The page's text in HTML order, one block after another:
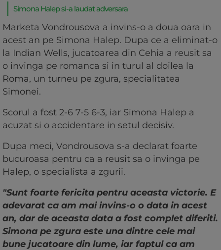
Simona Halep si-a laudat adversara
Marketa Vondrousova a invins-o a doua oara in
acest an pe Simona Halep. Dupa ce a eliminat-o
la Indian Wells, jucatoarea din Cehia a reusit sa
o invinga pe romanca si in turul al doilea la
Roma, un turneu pe zgura, specialitatea
Simonei.
Scorul a fost 2-6 7-5 6-3, iar Simona Halep a
acuzat si o accidentare in setul decisiv.
Dupa meci, Vondrousova s-a declarat foarte
bucuroasa pentru ca a reusit sa o invinga pe
Halep, o specialista a zgurii.
"Sunt foarte fericita pentru aceasta victorie. E
adevarat ca am mai invins-o o data in acest
an, dar de aceasta data a fost complet diferiti.
Simona pe zgura este una dintre cele mai
bune jucatoare din lume, iar faptul ca am